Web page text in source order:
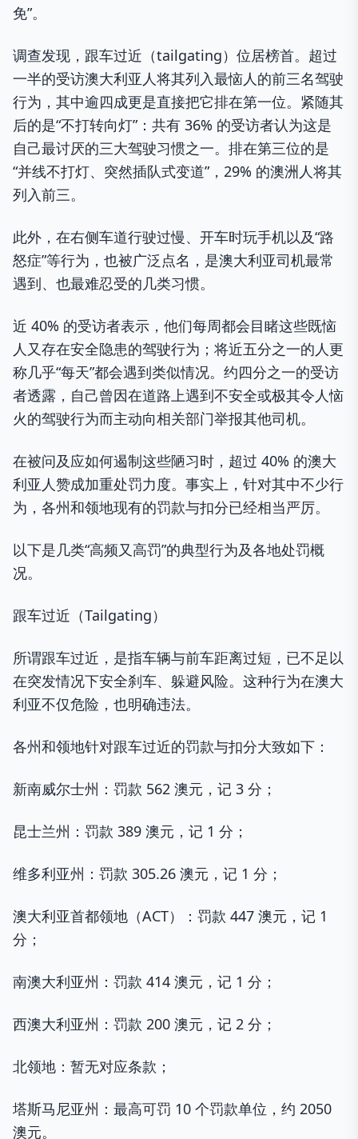
免”。
调查发现，跟车过近（tailgating）位居榜首。超过
一半的受访澳大利亚人将其列入最恼人的前三名驾驶
行为，其中逾四成更是直接把它排在第一位。紧随其
后的是“不打转向灯”：共有 36% 的受访者认为这是
自己最讨厌的三大驾驶习惯之一。排在第三位的是
“并线不打灯、突然插队式变道”，29% 的澳洲人将其
列入前三。
此外，在右侧车道行驶过慢、开车时玩手机以及“路
怒症”等行为，也被广泛点名，是澳大利亚司机最常
遇到、也最难忍受的几类习惯。
近 40% 的受访者表示，他们每周都会目睹这些既恼
人又存在安全隐患的驾驶行为；将近五分之一的人更
称几乎“每天”都会遇到类似情况。约四分之一的受访
者透露，自己曾因在道路上遇到不安全或极其令人恼
火的驾驶行为而主动向相关部门举报其他司机。
在被问及应如何遏制这些陋习时，超过 40% 的澳大
利亚人赞成加重处罚力度。事实上，针对其中不少行
为，各州和领地现有的罚款与扣分已经相当严厉。
以下是几类“高频又高罚”的典型行为及各地处罚概
况。
跟车过近（Tailgating）
所谓跟车过近，是指车辆与前车距离过短，已不足以
在突发情况下安全刹车、躲避风险。这种行为在澳大
利亚不仅危险，也明确违法。
各州和领地针对跟车过近的罚款与扣分大致如下：
新南威尔士州：罚款 562 澳元，记 3 分；
昆士兰州：罚款 389 澳元，记 1 分；
维多利亚州：罚款 305.26 澳元，记 1 分；
澳大利亚首都领地（ACT）：罚款 447 澳元，记 1
分；
南澳大利亚州：罚款 414 澳元，记 1 分；
西澳大利亚州：罚款 200 澳元，记 2 分；
北领地：暂无对应条款；
塔斯马尼亚州：最高可罚 10 个罚款单位，约 2050
澳元。